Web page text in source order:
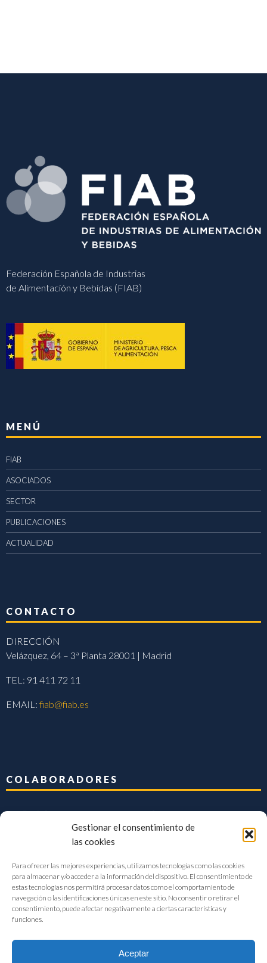
Gestionar el consentimiento de
las cookies
Para ofrecer las mejores experiencias, utilizamos tecnologías como las cookies
para almacenar y/o acceder a la información del dispositivo. El consentimiento de
estas tecnologías nos permitirá procesar datos como el comportamiento de
navegación o las identificaciones únicas en este sitio. No consentir o retirar el
consentimiento, puede afectar negativamente a ciertas características y
funciones.
Aceptar
Federación Española de Industrias
de Alimentación y Bebidas (FIAB)
MENÚ
FIAB
ASOCIADOS
SECTOR
PUBLICACIONES
ACTUALIDAD
CONTACTO
DIRECCIÓN
Velázquez, 64 – 3ª Planta 28001 | Madrid
TEL: 91 411 72 11
EMAIL:fiab@fiab.es
COLABORADORES